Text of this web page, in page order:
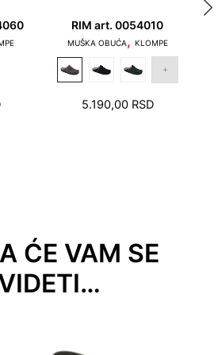
dodiruju ivicu gazeće površine,
da stoji na rubu ležišta.
prostor od nekoliko
pete i prstiju.
RIM art. 0054010
MUŠKA OBUĆA, KLOMPE
5.190,00 RSD
ĆE VAM SE